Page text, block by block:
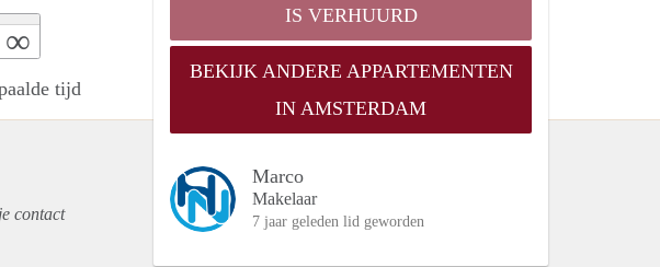
∞
tijd
IS VERHUURD
BEKIJK ANDERE APPARTEMENTEN
IN AMSTERDAM
Marco
Makelaar
7 jaar geleden lid geworden
contact